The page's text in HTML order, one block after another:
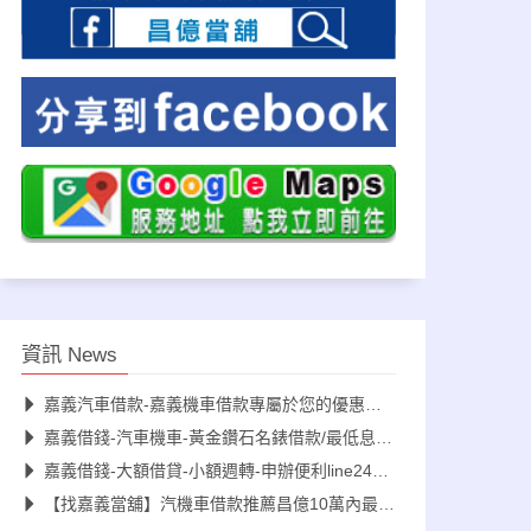
資訊 News
嘉義汽車借款-嘉義機車借款專屬於您的優惠利息
嘉義借錢-汽車機車-黃金鑽石名錶借款/最低息/速撥款
嘉義借錢-大額借貸-小額週轉-申辦便利line24h即時服務
【找嘉義當舖】汽機車借款推薦昌億10萬內最好借